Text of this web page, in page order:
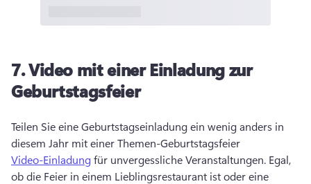
7.Video mit einer Einladung zur
Geburtstagsfeier
Teilen Sie eine Geburtstagseinladung ein wenig anders in
diesem Jahr mit einer Themen-Geburtstagsfeier
Video-Einladung für unvergessliche Veranstaltungen. Egal,
ob die Feier in einem Lieblingsrestaurant ist oder eine